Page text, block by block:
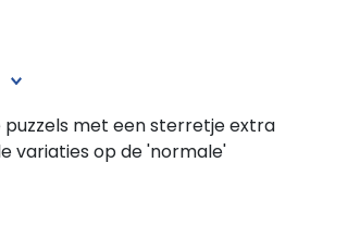
puzzels met een sterretje extra
variaties op de 'normale'